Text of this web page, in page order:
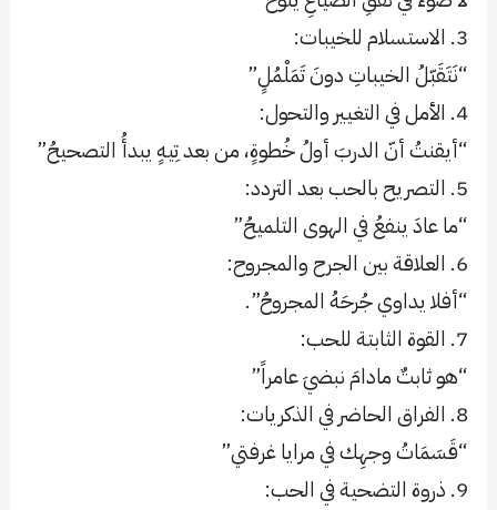
3. الاستسلام للخيبات:
“نَتَقَبّلُ الخيباتِ دونَ تَمَلْمُلٍ”
4. الأمل في التغيير والتحول:
“أيقنتُ أنّ الدربَ أولُ خُطوةٍ، من بعد تِيهٍ يبدأُ التصحيحُ”
5. التصريح بالحب بعد التردد:
“ما عادَ ينفعُ في الهوى التلميحُ”
6. العلاقة بين الجرح والمجروح:
“أفلا يداوي جُرحَهُ المجروحُ”.
7. القوة الثابتة للحب:
“هو ثابتٌ مادامَ نبضيَ عامراً”
8. الفراق الحاضر في الذكريات:
“قَسَمَاتُ وجهِك في مرايا غرفتي”
9. ذروة التضحية في الحب: